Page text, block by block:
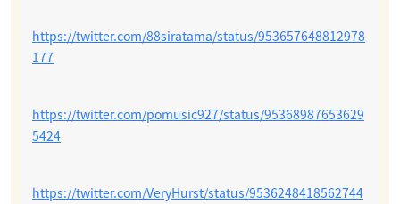
https://twitter.com/88siratama/status/953657648812978
177
https://twitter.com/pomusic927/status/95368987653629
5424
https://twitter.com/VeryHurst/status/9536248418562744